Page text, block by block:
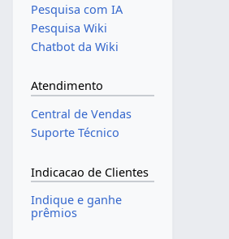
Pesquisa com IA
Pesquisa Wiki
Chatbot da Wiki
Atendimento
Central de Vendas
Suporte Técnico
Indicacao de Clientes
Indique e ganhe
prêmios